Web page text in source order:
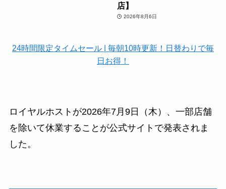
店】
2026年8月6日
24時間限定タイムセール | 毎朝10時更新！日替わりで毎
日お得！
ロイヤルホストが2026年7月9日（木）、一部店舗
を除いて休業することが公式サイトで発表されま
した。